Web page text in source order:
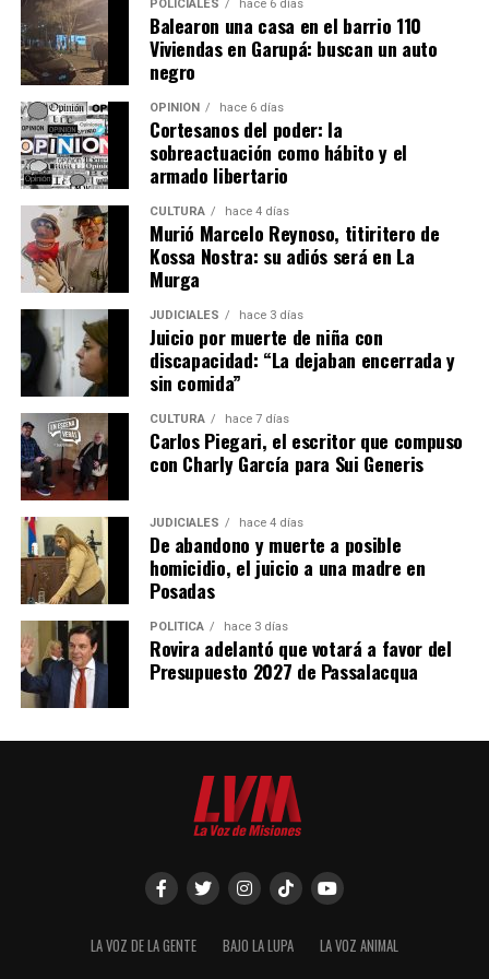
dificultades reales para continuar mejorando y evaluar
la efectividad de lo realizado con información científica
de calidad”, manifestaron.
Finalmente, remarcaron que contar con datos públicos
y verificables permitirá analizar si las medidas
implementadas favorecen la convivencia entre
yaguaretés, pumas y productores ganaderos en toda la
provincia.“La convivencia es el camino”, concluyeron.
POLICIALES hace 6 días
Balearon una casa en el barrio 110
Viviendas en Garupá: buscan un auto
negro
OPINIÓN hace 6 días
Cortesanos del poder: la
sobreactuación como hábito y el
armado libertario
CULTURA hace 4 días
Murió Marcelo Reynoso, titiritero de
Kossa Nostra: su adiós será en La
Murga
JUDICIALES hace 3 días
Juicio por muerte de niña con
discapacidad: “La dejaban encerrada y
sin comida”
CULTURA hace 7 días
Carlos Piegari, el escritor que compuso
con Charly García para Sui Generis
JUDICIALES hace 4 días
De abandono y muerte a posible
homicidio, el juicio a una madre en
Posadas
POLÍTICA hace 3 días
Rovira adelantó que votará a favor del
Presupuesto 2027 de Passalacqua
LA VOZ DE LA GENTE BAJO LA LUPA LA VOZ ANIMAL